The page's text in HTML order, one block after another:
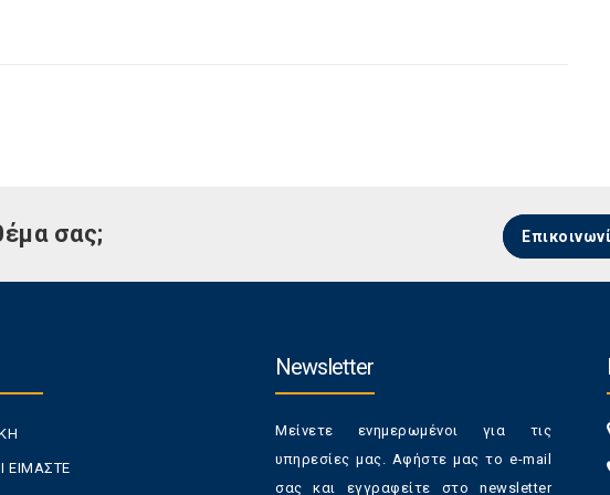
σας;
ΕΙΜΑΣΤΕ
Newsletter
Μείνετε ενημερωμένοι για τις
υπηρεσίες μας. Αφήστε μας το e-mail
σας και εγγραφείτε στο newsletter